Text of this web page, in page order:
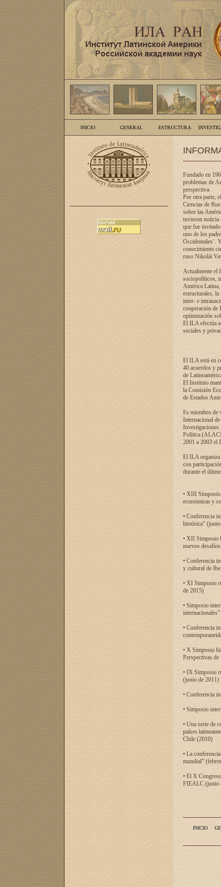
INICIO GENERAL ESTRUCTURA
Fundado en
problemas de
perspectiva.
Por otra parte,
Ciencias de
sobre las
tuvieron noticia
que fue
uno de los
Occidentales¨.
conocimiento
ruso Nikolái
Actualmente el
sociopolíticos,
América Latina,
estructurales,
inter- e
cooperación de
optimización
El ILA efectúa
sociales y
El ILA está en
40 acuerdos y
de
El Instituto
la Comisión
de Estados
Es miembro de
Internacional
Investigaciones
Política
2001 a 2003 el
El ILA organiza
con
durante el
• XIII Simposio
económicas y
• Conferencia
histórica”
• XII Simposio
nuevos
• Conferencia
y cultural de
• XI Simposio
de 2015)
• Simposio
• Conferencia
• X Simposio
Perspectivas
• IX Simposio
(junio de 2011)
• Conferencia
• Simposio
• Una serie de
países
Chile (2010)
• La
mundial”
• El X
FIEALC (junio
INICIO